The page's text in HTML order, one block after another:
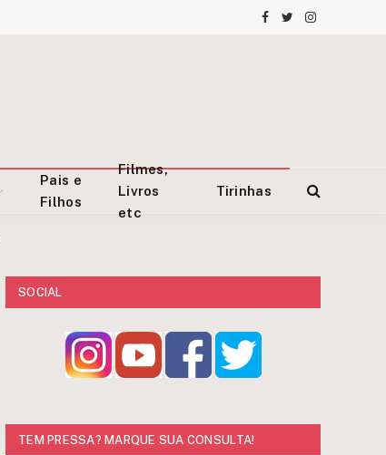
Facebook
TwitterInstagram
Pais e
Filhos
Filmes,
Livros
etc
Tirinhas
SOCIAL
TEM PRESSA? MARQUE SUA CONSULTA!